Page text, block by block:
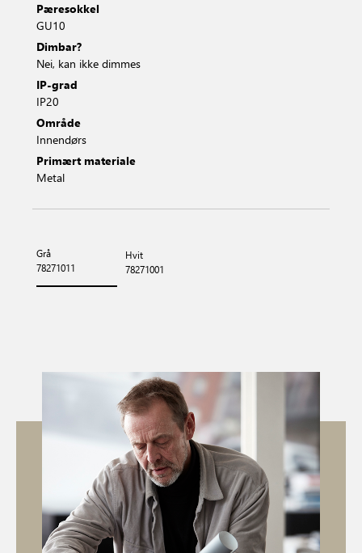
Pæresokkel
GU10
Dimbar?
Nei, kan ikke dimmes
IP-grad
IP20
Område
Innendørs
Primært materiale
Metal
Grå
78271011
Hvit
78271001